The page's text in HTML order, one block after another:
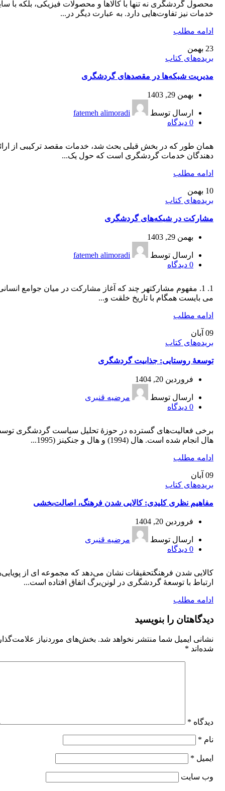
محصول گردشگری نه تنها با کالاها و محصولات فیزیکی، بلکه با
خدمات نیز تفاوت‌هایی دارد. به عبارت دیگر در...
ادامه مطلب
23 بهمن
بریده‌های کتاب
مدیریت شبکه‌ها در مقصدهای گردشگری
بهمن 29, 1403
ارسال توسط
fatemeh alimoradi
0 دیدگاه
همان طور که در بخش قبلی بحث شد، خدمات مقصد ترکیبی از
دهندگان خدمات گردشگری است که حول یک...
ادامه مطلب
10 بهمن
بریده‌های کتاب
مشارکت در شبکه‌های گردشگری
بهمن 29, 1403
ارسال توسط
fatemeh alimoradi
0 دیدگاه
1. 1. مفهوم مشارکتهر چند که آغاز مشارکت در میان جوامع
می بایست همگام با تاریخ خلقت و...
ادامه مطلب
09 آبان
بریده‌های کتاب
توسعۀ روستایی: جذابیت‌‌‌ گردشگری‌‌‌
فروردین 20, 1404
ارسال توسط
مرضیه قنبری
0 دیدگاه
برخی فعالیت‌های گسترده در حوزۀ تحلیل سیاست‌‌‌ گردشگری‌‌‌
هال انجام شده است.‌‌‌ هال (1994) و ‌‌‌هال و جنکینز (1995...
ادامه مطلب
09 آبان
بریده‌های کتاب
مفاهیم نظری کلیدی: کالایی شدن فرهنگ، اصالت‌بخشی
فروردین 20, 1404
ارسال توسط
مرضیه قنبری
0 دیدگاه
کالایی شدن فرهنگتحقیقات نشان می‌دهد که مجموعه ای از
ارتباط با توسعۀ‌‌‌ گردشگری‌‌‌ در لونن‌برگ اتفاق افتاده است...
ادامه مطلب
دیدگاهتان را بنویسید
نشانی ایمیل شما منتشر نخواهد شد. بخش‌های موردنیاز
شده‌اند *
دیدگاه *
نام *
ایمیل *
وب‌ سایت